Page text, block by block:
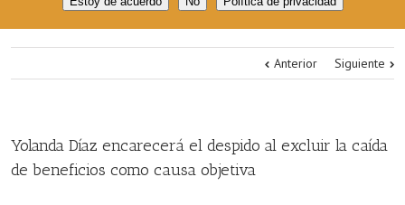
Anterior Siguiente
Yolanda Díaz encarecerá el despido al excluir la caída
de beneficios como causa objetiva